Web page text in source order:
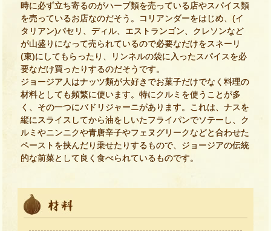
時に必ず立ち寄るのがハーブ類を売っている店やスパイス類
を売っているお店なのだそう。コリアンダーをはじめ、(イ
タリアン)パセリ、ディル、エストランゴン、クレソンなど
が山盛りになって売られているので必要なだけをスネーリ
(束)にしてもらったり、リンネルの袋に入ったスパイスを必
要なだけ買ったりするのだそうです。
ジョージア人はナッツ類が大好きでお菓子だけでなく料理の
材料としても頻繁に使います。特にクルミを使うことが多
く、その一つにバドリジャーニがあります。これは、ナスを
縦にスライスしてから油をしいたフライパンでソテーし、ク
ルミやニンニクや青唐辛子やフェヌグリークなどと合わせた
ペーストを挟んだり乗せたりするもので、ジョージアの伝統
的な前菜として良く食べられているものです。